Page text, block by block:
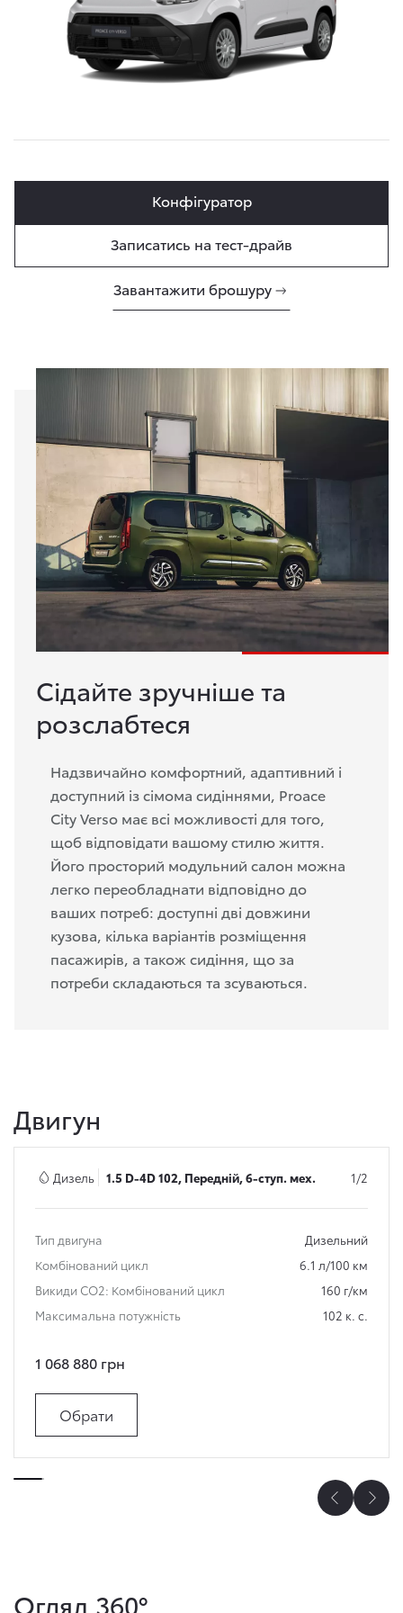
Конфігуратор
Записатись на тест-драйв
Завантажити брошуру
Сідайте зручніше та
розслабтеся
Надзвичайно комфортний, адаптивний і
доступний із сімома сидіннями, Proace
City Verso має всі можливості для того,
щоб відповідати вашому стилю життя.
Його просторий модульний салон можна
легко переобладнати відповідно до
ваших потреб: доступні дві довжини
кузова, кілька варіантів розміщення
пасажирів, а також сидіння, що за
потреби складаються та зсуваються.
Двигун
Дизель 1.5 D-4D 102, Передній, 6-ступ. мех. 1/2
Тип двигуна
Дизельний
Комбінований цикл
6.1 л/100 км
Викиди СО2: Комбінований цикл
160 г/км
Максимальна потужність
102 к. с.
1 068 880 грн
Обрати
Огляд 360°